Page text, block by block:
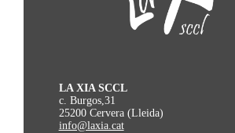
LA XIA SCCL
c. Burgos,31
25200 Cervera (Lleida)
info@laxia.cat